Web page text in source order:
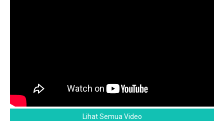
Lihat Semua Video